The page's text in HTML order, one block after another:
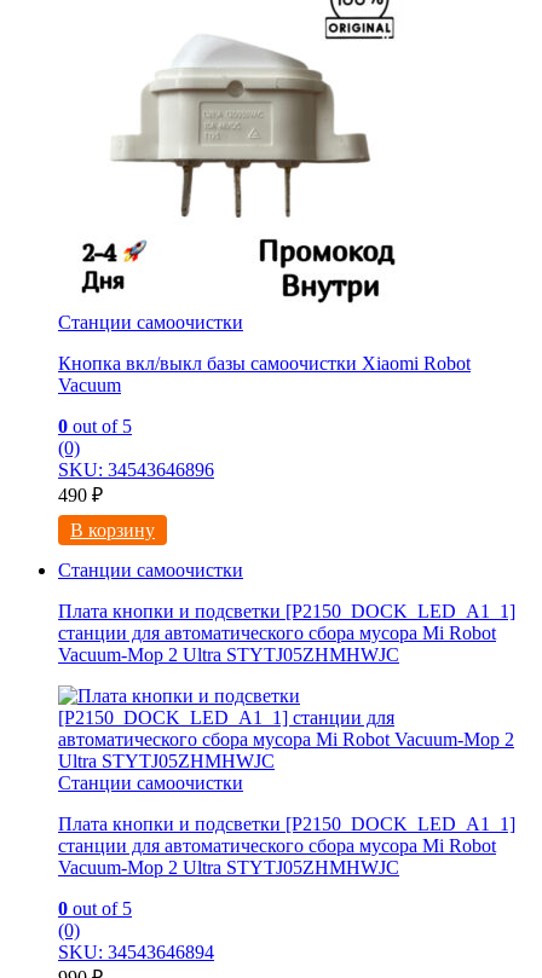
Станции самоочистки
Кнопка вкл/выкл базы самоочистки Xiaomi Robot
Vacuum
0 out of 5
(0)
SKU: 34543646896
490 ₽
В корзину
Станции самоочистки
Плата кнопки и подсветки [P2150_DOCK_LED_A1_1]
станции для автоматического сбора мусора Mi Robot
Vacuum-Mop 2 Ultra STYTJ05ZHMHWJC
Станции самоочистки
Плата кнопки и подсветки [P2150_DOCK_LED_A1_1]
станции для автоматического сбора мусора Mi Robot
Vacuum-Mop 2 Ultra STYTJ05ZHMHWJC
0 out of 5
(0)
SKU: 34543646894